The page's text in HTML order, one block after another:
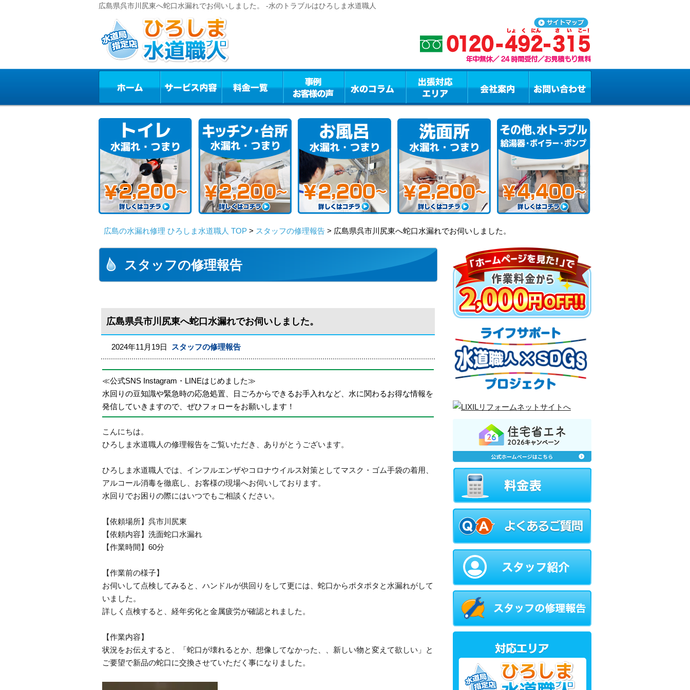
広島県呉市川尻東へ蛇口水漏れでお伺いしました。 -水のトラブルはひろしま水道職人
広島の水漏れ修理 ひろしま水道職人 TOP > スタッフの修理報告 > 広島県呉市川尻東へ蛇口水漏れでお伺いしました。
スタッフの修理報告
広島県呉市川尻東へ蛇口水漏れでお伺いしました。
2024年11月19日 スタッフの修理報告
≪公式SNS Instagram・LINEはじめました≫
水回りの豆知識や緊急時の応急処置、日ごろからできるお手入れなど、水に関わるお得な情報を
発信していきますので、ぜひフォローをお願いします！
こんにちは。
ひろしま水道職人の修理報告をご覧いただき、ありがとうございます。
ひろしま水道職人では、インフルエンザやコロナウイルス対策としてマスク・ゴム手袋の着用、
アルコール消毒を徹底し、お客様の現場へお伺いしております。
水回りでお困りの際にはいつでもご相談ください。
【依頼場所】呉市川尻東
【依頼内容】洗面蛇口水漏れ
【作業時間】60分
【作業前の様子】
お伺いして点検してみると、ハンドルが供回りをして更には、蛇口からポタポタと水漏れがして
いました。
詳しく点検すると、経年劣化と金属疲労が確認とれました。
【作業内容】
状況をお伝えすると、「蛇口が壊れるとか、想像してなかった、、新しい物と変えて欲しい」と
ご要望で新品の蛇口に交換させていただく事になりました。